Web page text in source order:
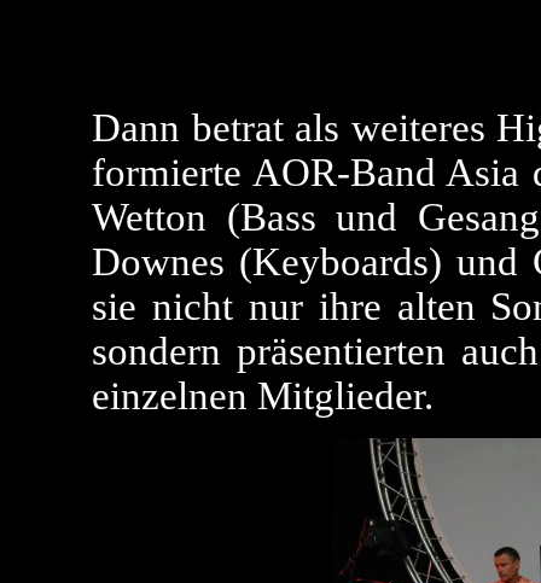
Dann betrat als weiteres
formierte AOR-Band Asia
Wetton (Bass und
Downes (Keyboards) und
sie nicht nur ihre alten
sondern präsentierten
einzelnen Mitglieder.